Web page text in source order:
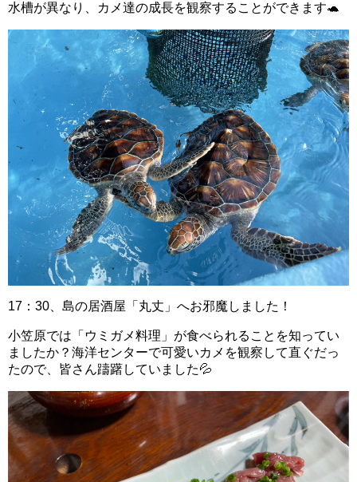
水槽が異なり、カメ達の成長を観察することができます🐢
17：30、島の居酒屋「丸丈」へお邪魔しました！
小笠原では「ウミガメ料理」が食べられることを知ってい
ましたか？海洋センターで可愛いカメを観察して直ぐだっ
たので、皆さん躊躇していました💦